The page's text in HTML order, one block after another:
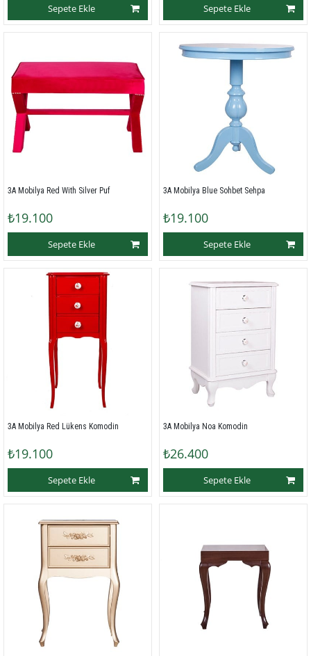
Sepete Ekle Sepete Ekle
3A Mobilya Red With Silver Puf
₺19.100
Sepete Ekle
3A Mobilya Blue Sohbet Sehpa
₺19.100
Sepete Ekle
3A Mobilya Red Lükens Komodin
₺19.100
Sepete Ekle
3A Mobilya Noa Komodin
₺26.400
Sepete Ekle